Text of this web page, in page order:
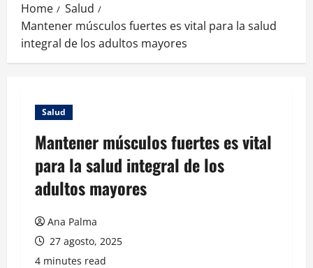
Home
Salud
Mantener músculos fuertes es vital para la salud
integral de los adultos mayores
Salud
Mantener músculos fuertes es vital
para la salud integral de los
adultos mayores
Ana Palma
27 agosto, 2025
4 minutes read